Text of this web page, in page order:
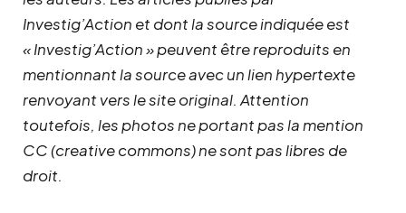
Investig’Action et dont la source indiquée est
« Investig’Action » peuvent être reproduits en
mentionnant la source avec un lien hypertexte
renvoyant vers le site original. Attention
toutefois, les photos ne portant pas la mention
CC (creative commons) ne sont pas libres de
droit.